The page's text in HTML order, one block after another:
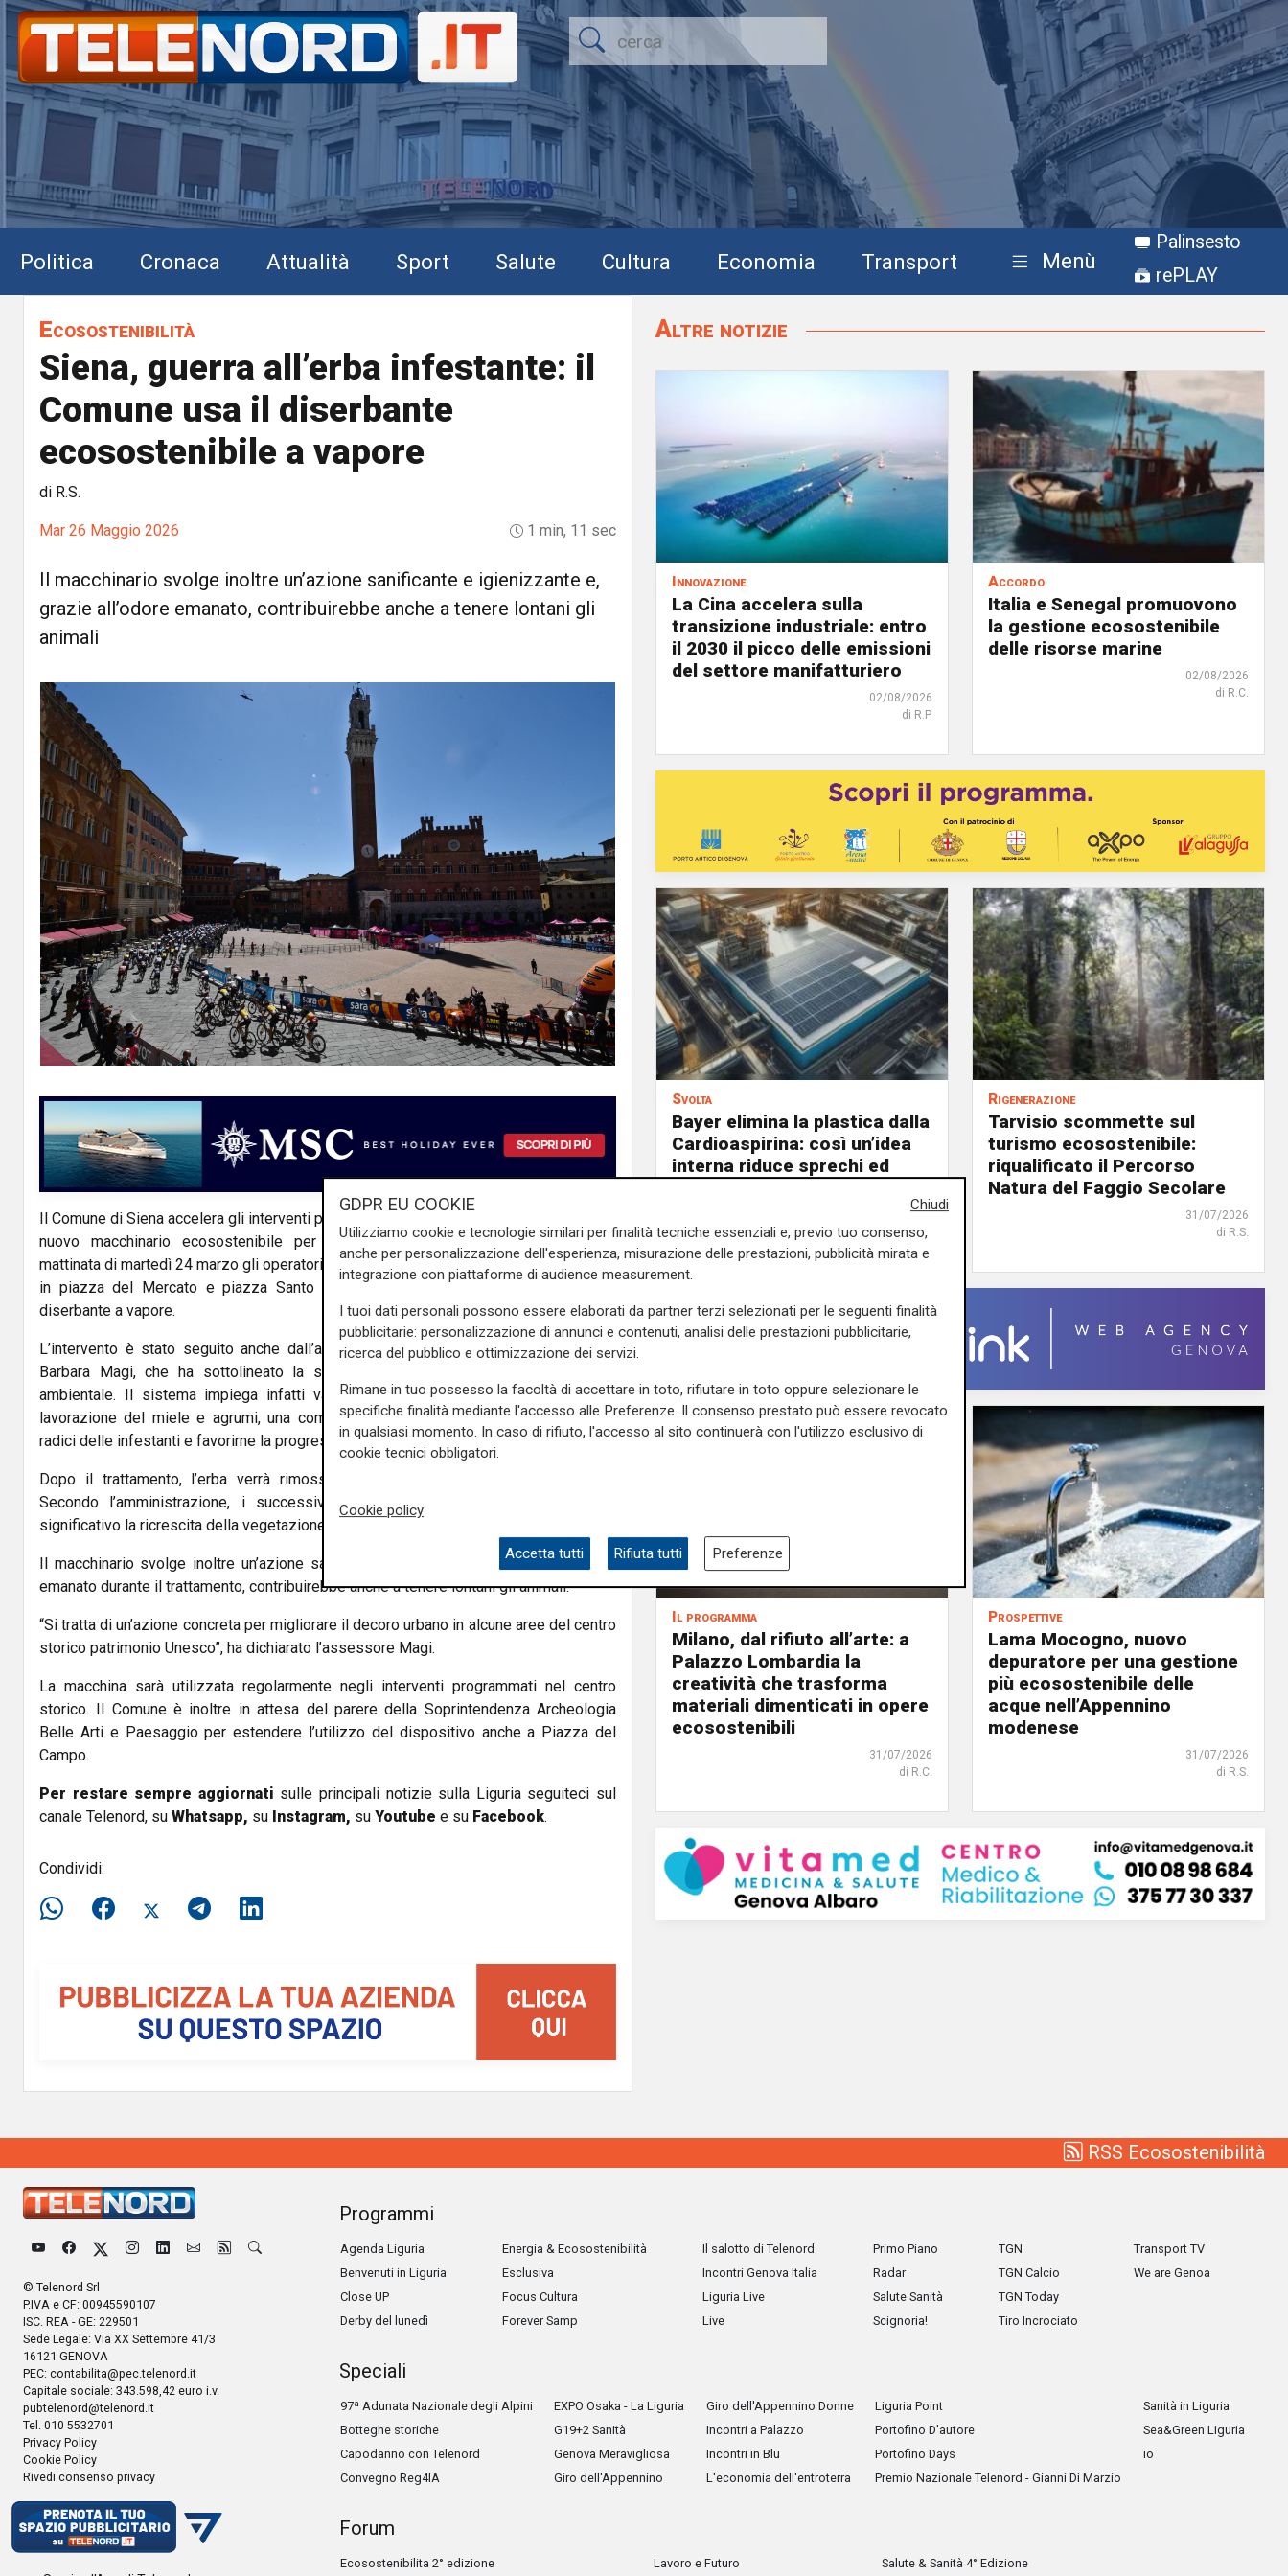
Politica Cronaca Attualità Sport Salute Cultura Economia Transport Menù
Palinsesto
rePLAY
Ecosostenibilità
Siena, guerra all’erba infestante: il
Comune usa il diserbante
ecosostenibile a vapore
di R.S.
Mar 26 Maggio 2026 1 min, 11 sec
Il macchinario svolge inoltre un’azione sanificante e igienizzante e,
grazie all’odore emanato, contribuirebbe anche a tenere lontani gli
animali
Il Comune di Siena accelera gli interventi per il decoro urbano del centro storico con un
nuovo macchinario ecosostenibile per la rimozione dell’erba infestante. Nella
mattinata di martedì 24 marzo gli operatori del servizio Manutenzione sono intervenuti
in piazza del Mercato e piazza Santo Spirito utilizzando una speciale macchina
diserbante a vapore.
L’intervento è stato seguito anche dall’assessore all’ambiente e al decoro urbano
Barbara Magi, che ha sottolineato la scelta di una tecnologia a basso impatto
ambientale. Il sistema impiega infatti vapore arricchito con estratti derivati dalla
lavorazione del miele e agrumi, una combinazione studiata per penetrare fino alle
radici delle infestanti e favorirne la progressiva eliminazione.
Dopo il trattamento, l’erba verrà rimossa manualmente dagli operatori comunali.
Secondo l’amministrazione, i successivi passaggi dovrebbero ridurre in modo
significativo la ricrescita della vegetazione.
Il macchinario svolge inoltre un’azione sanificante e igienizzante e, grazie all’odore
emanato durante il trattamento, contribuirebbe anche a tenere lontani gli animali.
“Si tratta di un’azione concreta per migliorare il decoro urbano in alcune aree del centro
storico patrimonio Unesco”, ha dichiarato l’assessore Magi.
La macchina sarà utilizzata regolarmente negli interventi programmati nel centro
storico. Il Comune è inoltre in attesa del parere della Soprintendenza Archeologia
Belle Arti e Paesaggio per estendere l’utilizzo del dispositivo anche a Piazza del
Campo.
Per restare sempre aggiornati sulle principali notizie sulla Liguria seguiteci sul
canale Telenord, su Whatsapp, su Instagram, su Youtube e su Facebook.
Condividi:
Altre notizie
Innovazione
La Cina accelera sulla
transizione industriale: entro
il 2030 il picco delle emissioni
del settore manifatturiero
02/08/2026
di R.P.
Accordo
Italia e Senegal promuovono
la gestione ecosostenibile
delle risorse marine
02/08/2026
di R.C.
Svolta
Bayer elimina la plastica dalla
Cardioaspirina: così un’idea
interna riduce sprechi ed
02/08/2026
di R.S.
Rigenerazione
Tarvisio scommette sul
turismo ecosostenibile:
riqualificato il Percorso
Natura del Faggio Secolare
31/07/2026
di R.S.
Il programma
Milano, dal rifiuto all’arte: a
Palazzo Lombardia la
creatività che trasforma
materiali dimenticati in opere
ecosostenibili
31/07/2026
di R.C.
Prospettive
Lama Mocogno, nuovo
depuratore per una gestione
più ecosostenibile delle
acque nell’Appennino
modenese
31/07/2026
di R.S.
RSS Ecosostenibilità
© Telenord Srl
P.IVA e CF: 00945590107
ISC. REA - GE: 229501
Sede Legale: Via XX Settembre 41/3
16121 GENOVA
PEC: contabilita@pec.telenord.it
Capitale sociale: 343.598,42 euro i.v.
pubtelenord@telenord.it
Tel. 010 5532701
Privacy Policy
Cookie Policy
Rivedi consenso privacy
Programmi
Agenda Liguria
Benvenuti in Liguria
Close UP
Derby del lunedì
Energia & Ecosostenibilità
Esclusiva
Focus Cultura
Forever Samp
Il salotto di Telenord
Incontri Genova Italia
Liguria Live
Live
Primo Piano
Radar
Salute Sanità
Scignoria!
TGN
TGN Calcio
TGN Today
Tiro Incrociato
Transport TV
We are Genoa
Speciali
97ª Adunata Nazionale degli Alpini
Botteghe storiche
Capodanno con Telenord
Convegno Reg4IA
EXPO Osaka - La Liguria
G19+2 Sanità
Genova Meravigliosa
Giro dell'Appennino
Giro dell'Appennino Donne
Incontri a Palazzo
Incontri in Blu
L'economia dell'entroterra
Liguria Point
Portofino D'autore
Portofino Days
Premio Nazionale Telenord - Gianni Di Marzio
Sanità in Liguria
Sea&Green Liguria
io
Forum
Ecosostenibilita 2° edizione Lavoro e Futuro Salute & Sanità 4° Edizione
Chiudi
GDPR EU COOKIE
Utilizziamo cookie e tecnologie similari per finalità tecniche essenziali e, previo tuo consenso,
anche per personalizzazione dell'esperienza, misurazione delle prestazioni, pubblicità mirata e
integrazione con piattaforme di audience measurement.
I tuoi dati personali possono essere elaborati da partner terzi selezionati per le seguenti finalità
pubblicitarie: personalizzazione di annunci e contenuti, analisi delle prestazioni pubblicitarie,
ricerca del pubblico e ottimizzazione dei servizi.
Rimane in tuo possesso la facoltà di accettare in toto, rifiutare in toto oppure selezionare le
specifiche finalità mediante l'accesso alle Preferenze. Il consenso prestato può essere revocato
in qualsiasi momento. In caso di rifiuto, l'accesso al sito continuerà con l'utilizzo esclusivo di
cookie tecnici obbligatori.
Cookie policy
Accetta tutti Rifiuta tutti Preferenze